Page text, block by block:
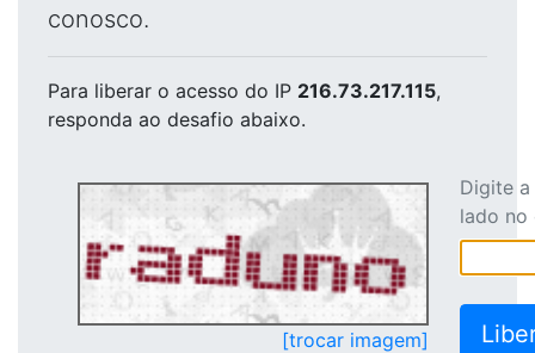
conosco.
Para liberar o acesso do IP 216.73.217.115,
responda ao desafio abaixo.
[trocar imagem]
Digite
lado no